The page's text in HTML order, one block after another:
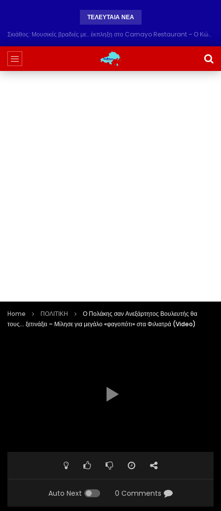
ΤΕΛΕΥΤΑΙΑ ΝΕΑ
Σκιάθος: Μουσικές βραδιές με… έκπληξη στο Carnayo Restaurant – Ο Κώστας Χαριτοδιπλωμένος (Videos)ξεσήκωσε το κοινό!
Home ΠΟΛΙΤΙΚΗ
Ο Πολάκης σαν Ανεξάρτητος Βουλευτής θα
τους… ξετινάξει – Μίλησε για μεγάλο «φαγοπότι» στα Φιλιατρά (Video)
Auto Next 0 Comments